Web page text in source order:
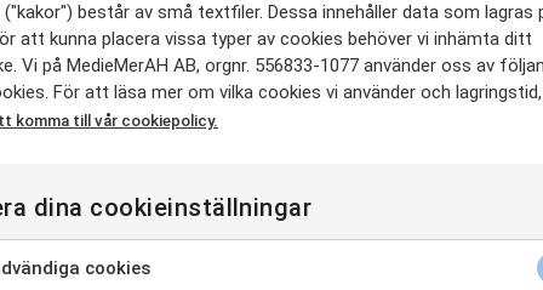
vi ett smidigt upplägg från idé och planering till
För er som vill ha en professionell miljö för
filmstudio i Stockholm
, fullt utrustad för både
blir en videopodd som känns genomarbetad,
i er marknadsföring.
en videopodd i studio
består av små textfiler. Dessa innehåller data som lagras
att kunna placera vissa typer av cookies behöver vi inhämta ditt
Vi på MedieMerAH AB, orgnr. 556833-1077 använder oss av
För att läsa mer om vilka cookies vi använder och lagringstid,
komma till vår cookiepolicy.
dina cookieinställningar
cookies